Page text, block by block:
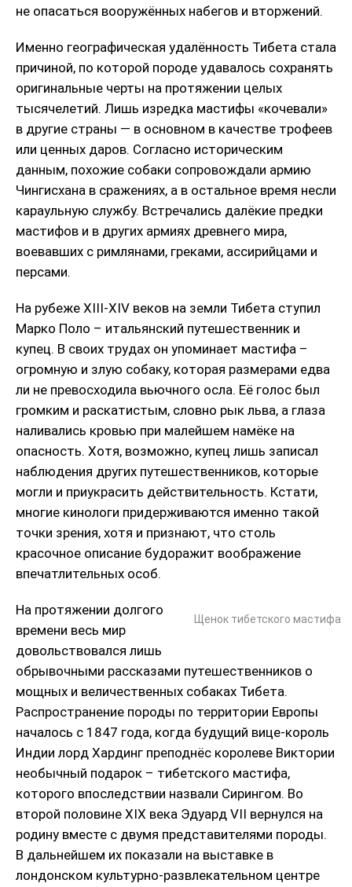
не опасаться вооружённых набегов и вторжений.
Именно географическая удалённость Тибета стала
причиной, по которой породе удавалось сохранять
оригинальные черты на протяжении целых
тысячелетий. Лишь изредка мастифы «кочевали»
в другие страны — в основном в качестве трофеев
или ценных даров. Согласно историческим
данным, похожие собаки сопровождали армию
Чингисхана в сражениях, а в остальное время несли
караульную службу. Встречались далёкие предки
мастифов и в других армиях древнего мира,
воевавших с римлянами, греками, ассирийцами и
персами.
На рубеже XIII-XIV веков на земли Тибета ступил
Марко Поло – итальянский путешественник и
купец. В своих трудах он упоминает мастифа –
огромную и злую собаку, которая размерами едва
ли не превосходила вьючного осла. Её голос был
громким и раскатистым, словно рык льва, а глаза
наливались кровью при малейшем намёке на
опасность. Хотя, возможно, купец лишь записал
наблюдения других путешественников, которые
могли и приукрасить действительность. Кстати,
многие кинологи придерживаются именно такой
точки зрения, хотя и признают, что столь
красочное описание будоражит воображение
впечатлительных особ.
Щенок тибетского мастифа
На протяжении долгого
времени весь мир
довольствовался лишь
обрывочными рассказами путешественников о
мощных и величественных собаках Тибета.
Распространение породы по территории Европы
началось с 1847 года, когда будущий вице-король
Индии лорд Хардинг преподнёс королеве Виктории
необычный подарок – тибетского мастифа,
которого впоследствии назвали Сирингом. Во
второй половине XIX века Эдуард VII вернулся на
родину вместе с двумя представителями породы.
В дальнейшем их показали на выставке в
лондонском культурно-развлекательном центре